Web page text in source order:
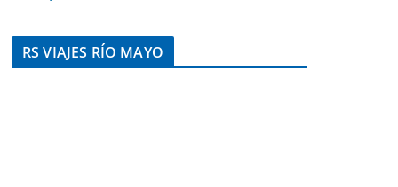
RS VIAJES RÍO MAYO